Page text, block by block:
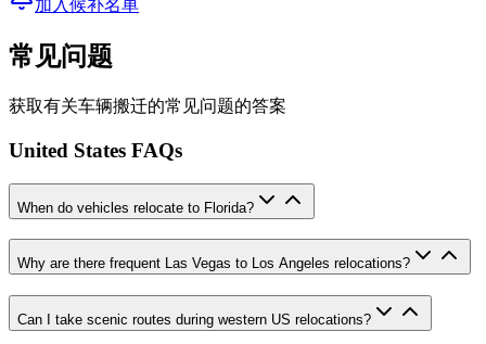
加入候补名单
常见问题
获取有关车辆搬迁的常见问题的答案
United States FAQs
When do vehicles relocate to Florida?
Why are there frequent Las Vegas to Los Angeles relocations?
Can I take scenic routes during western US relocations?